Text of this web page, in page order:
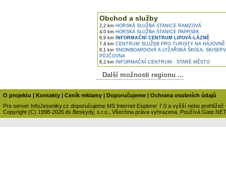
Obchod a služby
2,2 km HORSKÁ SLUŽBA STANICE RAMZOVÁ
4,0 km HORSKÁ SLUŽBA STANICE PAPRSEK
6,9 km
INFORMAČNÍ CENTRUM LIPOVÁ-LÁZNĚ
7,4 km CENTRUM SLUŽEB PRO TURISTY NA HÁJOVNĚ
8,1 km SNOWBOARDOVÁ A LYŽAŘSKÁ ŠKOLA,
PŮJČOVNA
8,2 km INFORMAČNÍ CENTRUM - STARÉ MĚSTO
Další možnosti regionu ...
O projektu | Kontakty | Ceník reklamy | Doporučujeme | Ochrana osobních údajů
Pro server InfoJeseniky.cz doporučujeme MS Internet Explorer 7.0 a vyšší nebo prohlížeč
Copyright (C) 1998-2026 its Beskydy, s.r.o., Všechna práva vyhrazena. Používá